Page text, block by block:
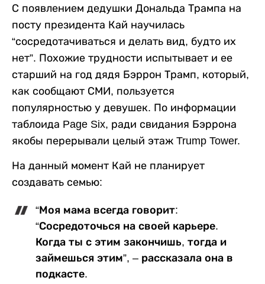
С появлением дедушки Дональда Трампа на
посту президента Кай научилась
“сосредотачиваться и делать вид, будто их
нет”. Похожие трудности испытывает и ее
старший на год дядя Бэррон Трамп, который,
как сообщают СМИ, пользуется
популярностью у девушек. По информации
таблоида Page Six, ради свидания Бэррона
якобы перерывали целый этаж Trump Tower.
На данный момент Кай не планирует
создавать семью:
“Моя мама всегда говорит:
“Сосредоточься на своей карьере.
Когда ты с этим закончишь, тогда и
займешься этим”, – рассказала она в
подкасте.